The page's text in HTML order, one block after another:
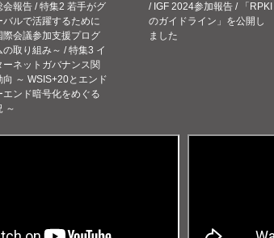
会報告 / 特集2 若手がグ
バルで活躍するために
際会議参加支援プログ
の取り組み～ / 特集3 イ
ーネットガバナンス関
向 ～ WSIS+20とエンド
エンド暗号化をめぐる
～
/ IGF 2024参加報告 / 「RPKI
のガイドライン」を公開し
ました